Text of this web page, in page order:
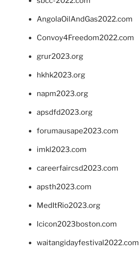
AngolaOilAndGas2022.com
Convoy4Freedom2022.com
grur2023.org
hkhk2023.org
napm2023.org
apsdfd2023.org
forumausape2023.com
imkl2023.com
careerfaircsd2023.com
apsth2023.com
MedItRio2023.org
lcicon2023boston.com
waitangidayfestival2022.com